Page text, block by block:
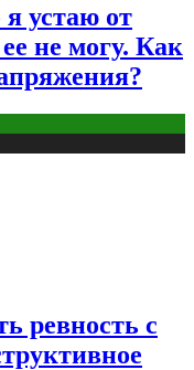
устаю от
не могу. Как
ревность с